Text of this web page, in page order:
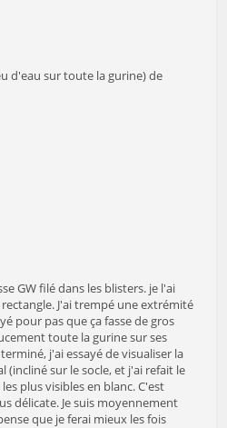
d'eau sur toute la gurine) de
GW filé dans les blisters. je l'ai
J'ai trempé une extrémité
pour pas que ça fasse de gros
toute la gurine sur ses
j'ai essayé de visualiser la
sur le socle, et j'ai refait le
plus visibles en blanc. C'est
délicate. Je suis moyennement
que je ferai mieux les fois